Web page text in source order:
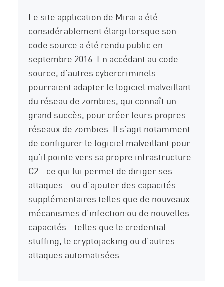
Le site application de Mirai a été
considérablement élargi lorsque son
code source a été rendu public en
septembre 2016. En accédant au code
source, d'autres cybercriminels
pourraient adapter le logiciel malveillant
du réseau de zombies, qui connaît un
grand succès, pour créer leurs propres
réseaux de zombies. Il s'agit notamment
de configurer le logiciel malveillant pour
qu'il pointe vers sa propre infrastructure
C2 - ce qui lui permet de diriger ses
attaques - ou d'ajouter des capacités
supplémentaires telles que de nouveaux
mécanismes d'infection ou de nouvelles
capacités - telles que le credential
stuffing, le cryptojacking ou d'autres
attaques automatisées.